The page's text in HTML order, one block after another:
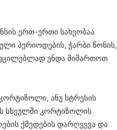
ერთ-ერთი სახეობაა
პერიოდების, ჭარბი წონის,
უნდა მიმართოთ
ანუ სტრესის
სხეულში კორტიზოლის
ქმედების დარღვევა და